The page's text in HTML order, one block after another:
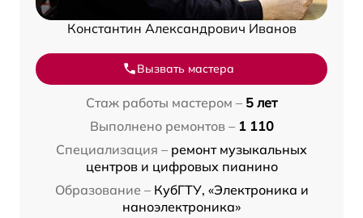
Константин Александрович Иванов
Вызвать мастера
Стаж работы мастером – 5 лет
Выполнено ремонтов – 1 110
Специализация – ремонт музыкальных
центров и цифровых пианино
Образование – КубГТУ, «Электроника и
наноэлектроника»